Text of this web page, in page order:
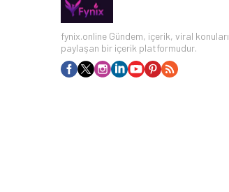
fynix.online Gündem, içerik, viral konuları
paylaşan bir içerik platformudur.